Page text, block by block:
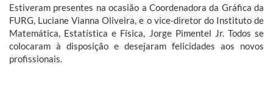
Estiveram presentes na ocasião a Coordenadora da Gráfica da
FURG, Luciane Vianna Oliveira, e o vice-diretor do Instituto de
Matemática, Estatística e Física, Jorge Pimentel Jr. Todos se
colocaram à disposição e desejaram felicidades aos novos
profissionais.